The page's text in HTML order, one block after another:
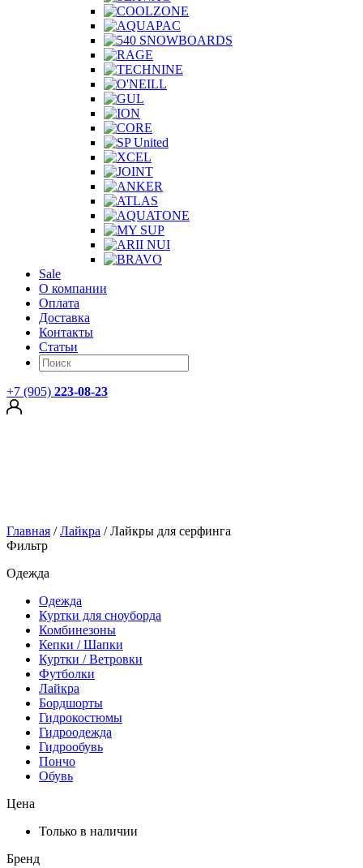
Sale
О компании
Оплата
Доставка
Контакты
Статьи
+7 (905) 223-08-23
Главная /Лайкра /Лайкры для серфинга
Фильтр
Одежда
Одежда
Куртки для сноуборда
Комбинезоны
Кепки / Шапки
Куртки / Ветровки
Футболки
Лайкра
Бордшорты
Гидрокостюмы
Гидроодежда
Гидрообувь
Пончо
Обувь
Цена
Только в наличии
Бренд